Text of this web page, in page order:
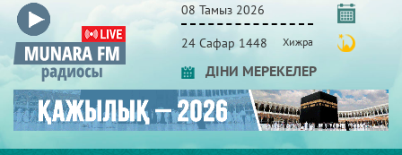
08 Тамыз 2026
24 Сафар 1448 Хижра
ДІНИ МЕРЕКЕЛЕР